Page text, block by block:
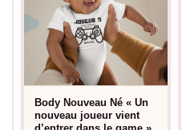
Message attendrissant qui
Coupe confortable qui
bébé
Design intemporel qui
Possibilité de coordination
sœurs
Body Nouveau Né « Un
nouveau joueur vient